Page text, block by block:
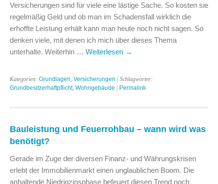
Versicherungen sind für viele eine lästige Sache. So kosten sie
regelmäßig Geld und ob man im Schadensfall wirklich die
erhoffte Leistung erhält kann man heute noch nicht sagen. So
denken viele, mit denen ich mich über dieses Thema
unterhalte. Weiterhin … Weiterlesen →
Kategorien: Grundlagen Versicherungen | Schlagwörter:
Grundbesitzerhaftpflicht, Wohngebäude | Permalink
Bauleistung und Feuerrohbau – wann wird was
benötigt?
Gerade im Zuge der diversen Finanz- und Währungskrisen
erlebt der Immobilienmarkt einen unglaublichen Boom. Die
anhaltende Niedrigzinsphase befeuert diesen Trend noch